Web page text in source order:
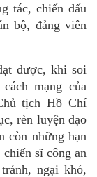
tác, chiến đấu
bộ, đảng viên
được, khi soi
mạng của
tịch Hồ Chí
rèn luyện đạo
còn những hạn
sĩ công an
ngại khó,